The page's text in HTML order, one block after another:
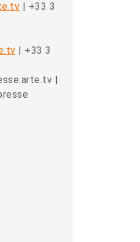
| +33 3
| +33 3
|